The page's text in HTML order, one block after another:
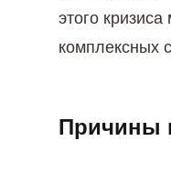
этого
комплексных
Причины